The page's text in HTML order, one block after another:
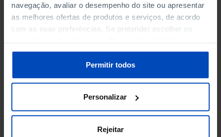
navegação, avaliar o desempenho do site ou apresentar
as melhores ofertas de produtos e serviços, de acordo
com as suas preferências. Se pretender escolher os
sobre cookies através da gestão de preferências ou da
Política de Cookies.
Permitir todos
Personalizar
Rejeitar
INDEMNIZAÇÕES POR SALÁRIOS EM ATRASO
PENSÕES POR TIPO EM % DO PIB
POR TIPO